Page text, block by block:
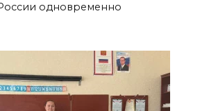
одновременно